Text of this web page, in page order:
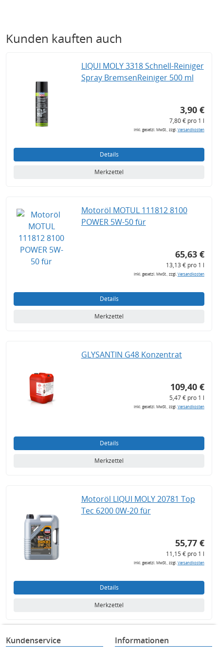
Kunden kauften auch
LIQUI MOLY 3318 Schnell-Reiniger
Spray BremsenReiniger 500 ml
3,90 €
7,80 € pro 1 l
inkl. gesetzl. MwSt., zzgl.Versandkosten
Details
Merkzettel
Motoröl MOTUL 111812 8100
POWER 5W-50 für
65,63 €
13,13 € pro 1 l
inkl. gesetzl. MwSt., zzgl.Versandkosten
Details
Merkzettel
GLYSANTIN G48 Konzentrat
109,40 €
5,47 € pro 1 l
inkl. gesetzl. MwSt., zzgl.Versandkosten
Details
Merkzettel
Motoröl LIQUI MOLY 20781 Top
Tec 6200 0W-20 für
55,77 €
11,15 € pro 1 l
inkl. gesetzl. MwSt., zzgl.Versandkosten
Details
Merkzettel
Kundenservice Informationen